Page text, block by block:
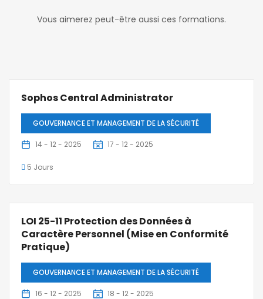
Vous aimerez peut-être aussi ces formations.
Sophos Central Administrator
GOUVERNANCE ET MANAGEMENT DE LA SÉCURITÉ
14 - 12 - 2025 17 - 12 - 2025
5 Jours
LOI 25-11 Protection des Données à
Caractère Personnel (Mise en Conformité
Pratique)
GOUVERNANCE ET MANAGEMENT DE LA SÉCURITÉ
16 - 12 - 2025 18 - 12 - 2025